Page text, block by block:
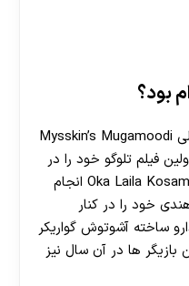
بود؟
او اولین بازی خود را در فیلم تامیلی Mysskin’s Mugamoodi
فیلم تلوگو خود را در
کنار ناگا چایتانیا در فیلم Oka Laila Kosam (2014) انجام
فیلم هندی خود را در کنار
ساخته آشوتوش گواریکر
بازیگر ها در آن سال نیز